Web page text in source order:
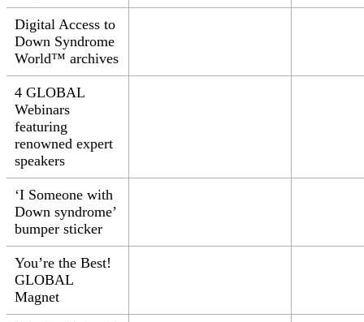
Digital Access to
Down Syndrome
World™ archives
4 GLOBAL
Webinars
featuring
renowned expert
speakers
‘I Someone with
Down syndrome’
bumper sticker
You’re the Best!
GLOBAL
Magnet